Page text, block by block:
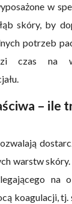
w
skóry, by
potrzeb
czas na
– ile
warstw
na
koagulacji,